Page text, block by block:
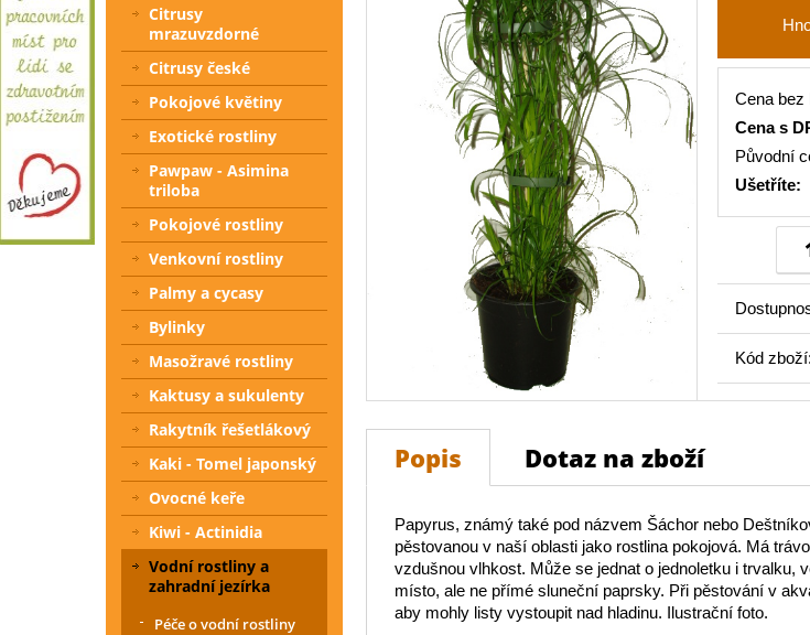
Cena bez
Cena s
Původní
Ušetříte:
Kód zboží:
Popis Dotaz na zboží
Papyrus, známý také pod názvem Šáchor nebo
pěstovanou v naší oblasti jako rostlina pokojová. Má
vzdušnou vlhkost. Může se jednat o jednoletku i trvalku,
místo, ale ne přímé sluneční paprsky. Při pěstování v
aby mohly listy vystoupit nad hladinu. Ilustrační foto.
Citrusy
mrazuvzdorné
Citrusy české
Pokojové květiny
Exotické rostliny
Pawpaw - Asimina
triloba
Pokojové rostliny
Venkovní rostliny
Palmy a cycasy
Bylinky
Masožravé rostliny
Kaktusy a sukulenty
Rakytník řešetlákový
Kaki - Tomel japonský
Ovocné keře
Kiwi - Actinidia
Vodní rostliny a
zahradní jezírka
Péče o vodní rostliny